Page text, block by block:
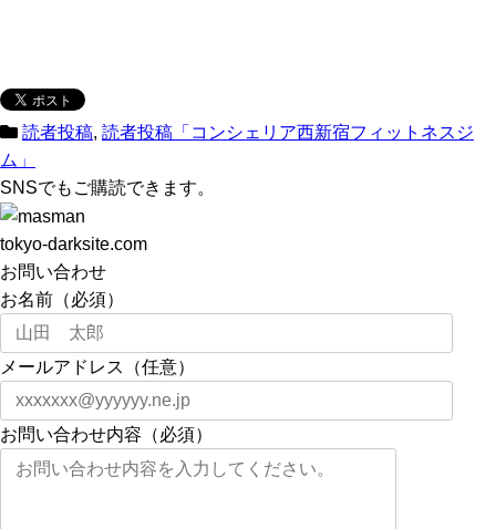
読者投稿, 読者投稿「コンシェリア西新宿フィットネスジ
ム」
SNSでもご購読できます。
tokyo-darksite.com
お問い合わせ
お名前（必須）
メールアドレス（任意）
お問い合わせ内容（必須）